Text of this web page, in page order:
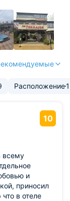
Расположение
10
всему
и
приносил
в отеле